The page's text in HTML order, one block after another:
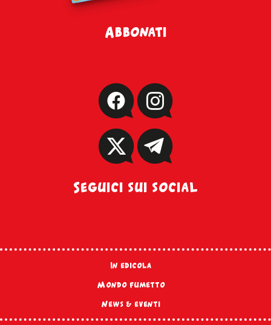
Abbonati
Seguici sui social
In edicola
Mondo fumetto
News & eventi